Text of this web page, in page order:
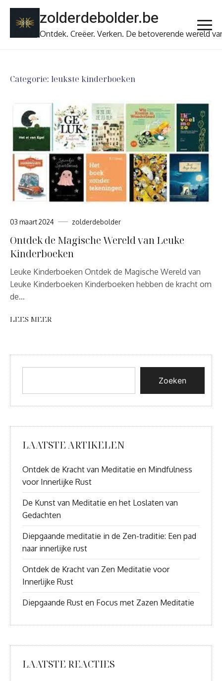
zolderdebolder.be
Ontdek. Creëer. Verken. De betoverende wereld
Categorie: leukste kinderboeken
03 maart 2024 zolderdebolder
Ontdek de Magische Wereld van Leuke
Kinderboeken
Leuke Kinderboeken Ontdek de Magische Wereld van
Leuke Kinderboeken Kinderboeken hebben de kracht om
de…
LEES MEER
Zoeken
LAATSTE ARTIKELEN
Ontdek de Kracht van Meditatie en Mindfulness
voor Innerlijke Rust
De Kunst van Meditatie en het Loslaten van
Gedachten
Diepgaande meditatie in de Zen-traditie: Een pad
naar innerlijke rust
Ontdek de Kracht van Zen Meditatie voor
Innerlijke Rust
Diepgaande Rust en Focus met Zazen Meditatie
LAATSTE REACTIES